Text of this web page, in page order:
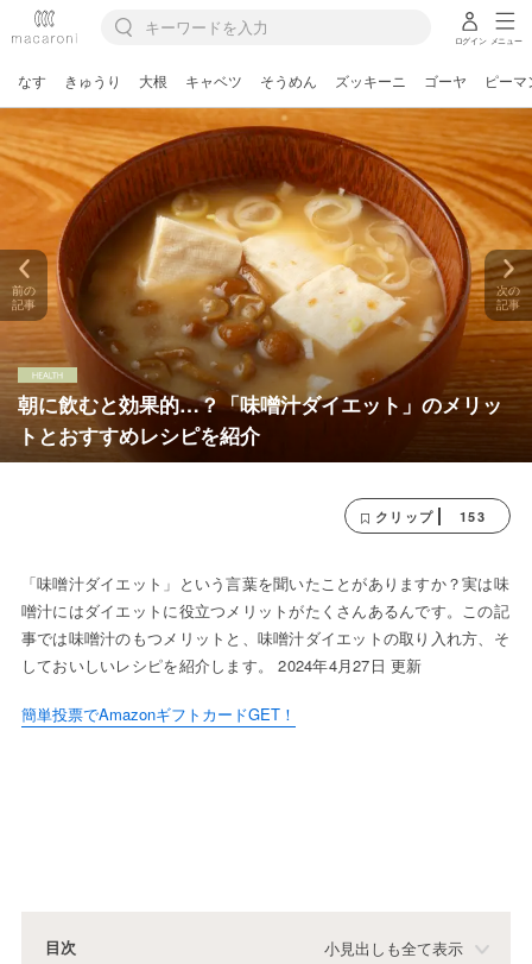
ログイン メニュー
なす きゅうり 大根 キャベツ そうめん ズッキーニ ゴーヤ ピーマ
朝に飲むと効果的…？「味噌汁ダイエット」のメリッ
トとおすすめレシピを紹介
前の
記事
次の
記事
クリップ 153
「味噌汁ダイエット」という言葉を聞いたことがありますか？実は味
噌汁にはダイエットに役立つメリットがたくさんあるんです。この記
事では味噌汁のもつメリットと、味噌汁ダイエットの取り入れ方、そ
しておいしいレシピを紹介します。 2024年4月27日 更新
簡単投票でAmazonギフトカードGET！
目次 小見出しも全て表示